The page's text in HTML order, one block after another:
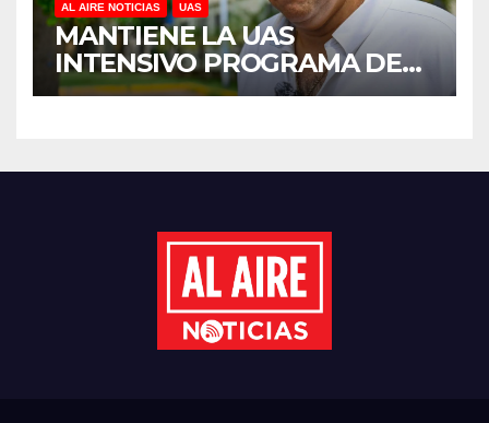
AL AIRE NOTICIAS UAS
MANTIENE LA UAS
INTENSIVO PROGRAMA DE
MANTENIMIENTO Y
DEL CICLO ESCOLAR 2026-